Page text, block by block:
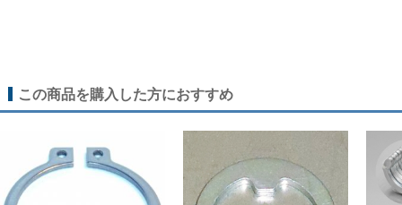
この商品を購入した方におすすめ